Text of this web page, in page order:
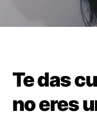
Te das
no eres